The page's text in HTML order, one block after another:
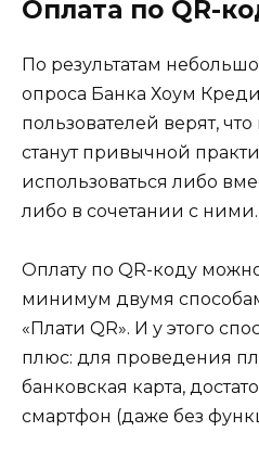
Оплата по QR-
По результатам
опроса Банка Хоум
пользователей верят,
станут привычной
использоваться либо
либо в сочетании с ними.
Оплату по QR-коду
минимум двумя
«Плати QR». И у этого
плюс: для проведения
банковская карта,
смартфон (даже без